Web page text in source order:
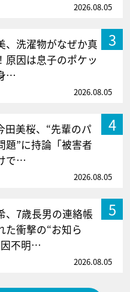
2026.08.05
3
、洗濯物がなぜか真
原因は息子のポケッ
…
2026.08.05
4
田美桜、“先輩のパ
題”に持論「被害者
で…
2026.08.05
5
、7歳長男の連絡帳
た衝撃の“お知ら
不明…
2026.08.05